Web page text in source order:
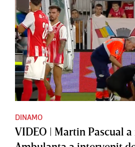
DINAMO
VIDEO | Martin Pascual